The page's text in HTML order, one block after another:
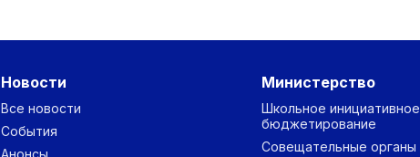
Новости
Все новости
События
Анонсы
Министерство
Школьное инициативное
бюджетирование
Совещательные органы